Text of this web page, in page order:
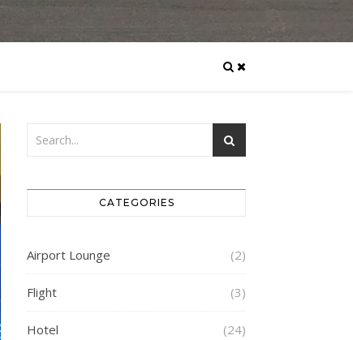
CATEGORIES
Airport Lounge (2)
Flight (3)
Hotel (24)